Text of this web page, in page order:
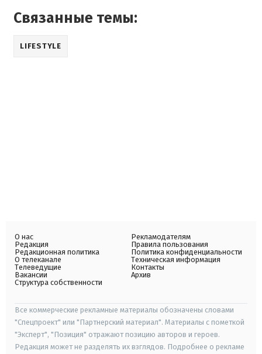
Связанные темы:
LIFESTYLE
О нас
Редакция
Редакционная политика
О телеканале
Телеведущие
Вакансии
Структура собственности
Рекламодателям
Правила пользования
Политика конфиденциальности
Техническая информация
Контакты
Архив
Все коммерческие рекламные материалы обозначены словами
"Спецпроект" или "Партнерский материал". Материалы с пометкой
"Эксперт", "Позиция" отражают позицию авторов и героев.
Редакция может не разделять их взглядов. Подробнее о рекламе